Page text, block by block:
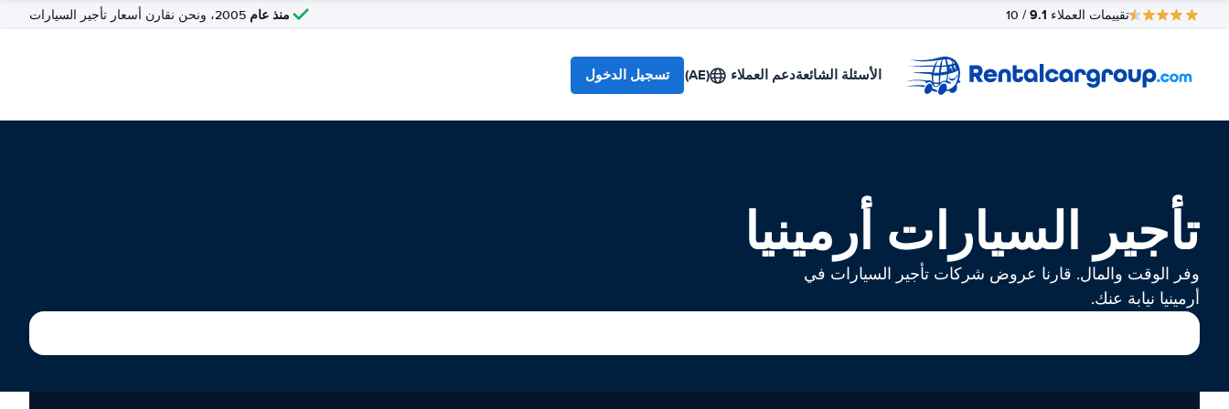
تقييمات العملاء 9.1
/ 10 منذ عام
الأسئلة الشائعةدعم العملاء (AE) تسجيل الدخول
تأجير السيارات أرمينيا
وفر الوقت والمال. قارنا عروض شركات تأجير السيارات في
أرمينيا نيابة عنك.